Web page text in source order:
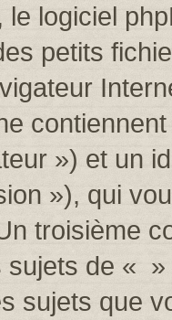
logiciel
petits
») et un
»), qui
troisième
sujets de «
sujets que